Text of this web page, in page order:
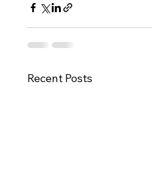
Recent Posts